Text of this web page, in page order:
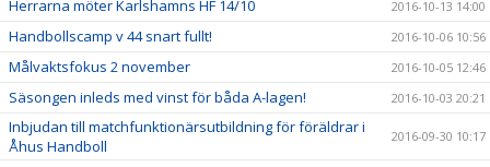
Herrarna möter Karlshamns HF 14/10 2016-10-13 14:00
Handbollscamp v 44 snart fullt! 2016-10-06 10:56
Målvaktsfokus 2 november 2016-10-05 12:46
Säsongen inleds med vinst för båda A-lagen! 2016-10-03 20:21
Inbjudan till matchfunktionärsutbildning för föräldrar i
Åhus Handboll
2016-09-30 10:17